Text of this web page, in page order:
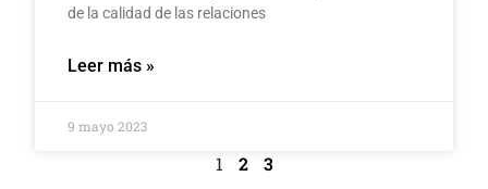
de la calidad de las relaciones
Leer más »
9 mayo 2023
1 2 3